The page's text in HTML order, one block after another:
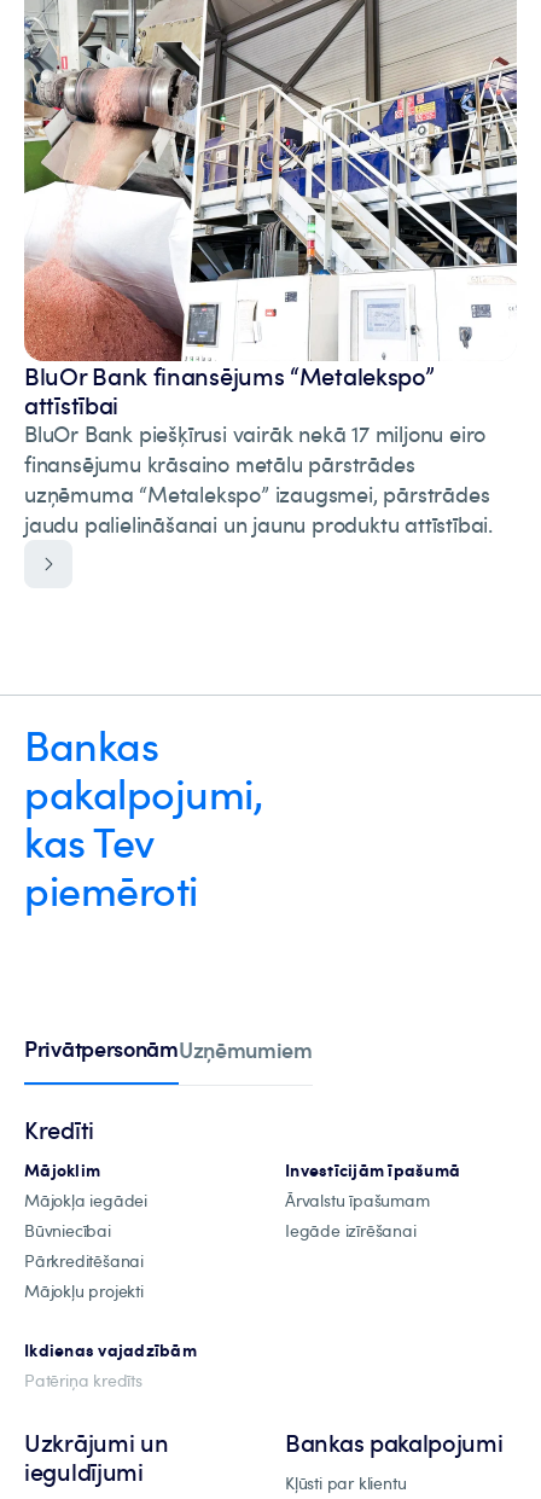
BluOr Bank finansējums “Metalekspo”
attīstībai
BluOr Bank piešķīrusi vairāk nekā 17 miljonu eiro
finansējumu krāsaino metālu pārstrādes
uzņēmuma “Metalekspo” izaugsmei, pārstrādes
jaudu palielināšanai un jaunu produktu attīstībai.
Bankas
pakalpojumi,
kas Tev
piemēroti
PrivātpersonāmUzņēmumiem
Kredīti
Mājoklim
Mājokļa iegādei
Būvniecībai
Pārkreditēšanai
Mājokļu projekti
Investīcijām īpašumā
Ārvalstu īpašumam
Iegāde izīrēšanai
Ikdienas vajadzībām
Patēriņa kredīts
Uzkrājumi un
ieguldījumi
Bankas pakalpojumi
Kļūsti par klientu